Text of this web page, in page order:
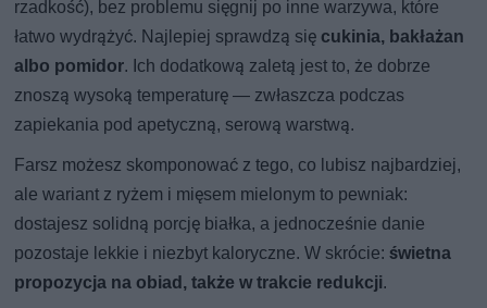
rzadkość), bez problemu sięgnij po inne warzywa, które
łatwo wydrążyć. Najlepiej sprawdzą się cukinia, bakłażan
albo pomidor. Ich dodatkową zaletą jest to, że dobrze
znoszą wysoką temperaturę — zwłaszcza podczas
zapiekania pod apetyczną, serową warstwą.
Farsz możesz skomponować z tego, co lubisz najbardziej,
ale wariant z ryżem i mięsem mielonym to pewniak:
dostajesz solidną porcję białka, a jednocześnie danie
pozostaje lekkie i niezbyt kaloryczne. W skrócie:świetna
propozycja na obiad, także w trakcie redukcji.